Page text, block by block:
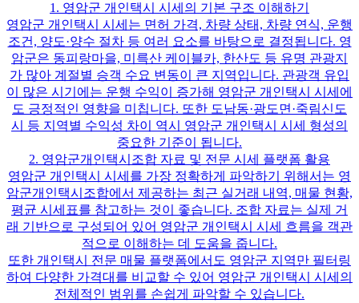
1. 영암군 개인택시 시세의 기본 구조 이해하기
영암군 개인택시 시세는 면허 가격, 차량 상태, 차량 연식, 운행
조건, 양도·양수 절차 등 여러 요소를 바탕으로 결정됩니다. 영
암군은 동피랑마을, 미륵산 케이블카, 한산도 등 유명 관광지
가 많아 계절별 승객 수요 변동이 큰 지역입니다. 관광객 유입
이 많은 시기에는 운행 수익이 증가해 영암군 개인택시 시세에
도 긍정적인 영향을 미칩니다. 또한 도남동·광도면·죽림신도
시 등 지역별 수익성 차이 역시 영암군 개인택시 시세 형성의
중요한 기준이 됩니다.
2. 영암군개인택시조합 자료 및 전문 시세 플랫폼 활용
영암군 개인택시 시세를 가장 정확하게 파악하기 위해서는 영
암군개인택시조합에서 제공하는 최근 실거래 내역, 매물 현황,
평균 시세표를 참고하는 것이 좋습니다. 조합 자료는 실제 거
래 기반으로 구성되어 있어 영암군 개인택시 시세 흐름을 객관
적으로 이해하는 데 도움을 줍니다.
또한 개인택시 전문 매물 플랫폼에서도 영암군 지역만 필터링
하여 다양한 가격대를 비교할 수 있어 영암군 개인택시 시세의
전체적인 범위를 손쉽게 파악할 수 있습니다.